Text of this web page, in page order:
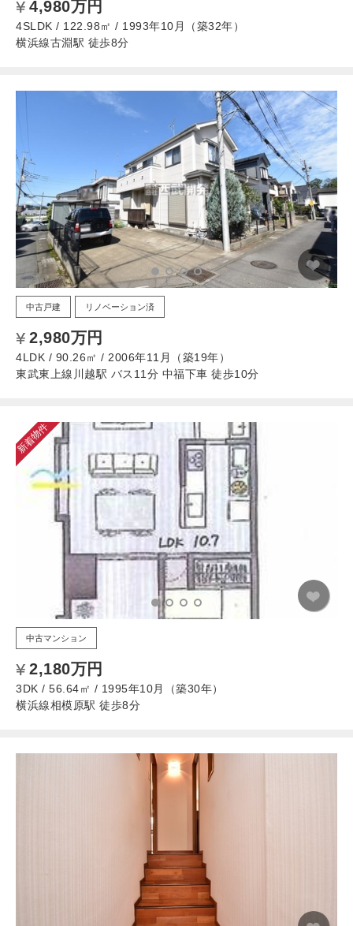
4,980万円
4SLDK / 122.98㎡ / 1993年10月（築32年）
横浜線古淵駅 徒歩8分
中古戸建 リノベーション済
2,980万円
4LDK / 90.26㎡ / 2006年11月（築19年）
東武東上線川越駅 バス11分 中福下車 徒歩10分
新着物件
中古マンション
2,180万円
3DK / 56.64㎡ / 1995年10月（築30年）
横浜線相模原駅 徒歩8分